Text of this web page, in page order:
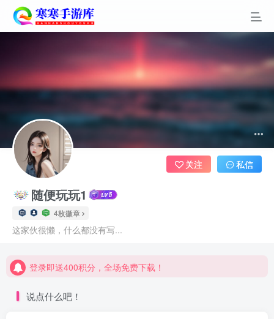
随便玩玩1
4枚徽章
这家伙很懒，什么都没有写...
关注 私信
登录即送400积分，全场免费下载！
登录即送400积分，全场免费下载！
说点什么吧！